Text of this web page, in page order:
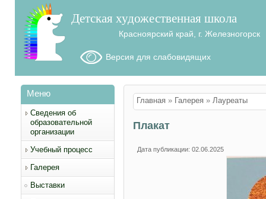
Детская художественная школа
Красноярский край, г. Железногорск
Версия для слабовидящих
Меню
Сведения об
образовательной
организации
Учебный процесс
Галерея
Выставки
Вы здесь
Главная » Галерея » Лауреаты
Плакат
Дата публикации: 02.06.2025